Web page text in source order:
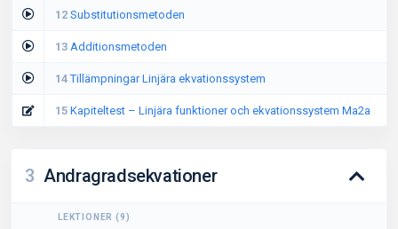
12 Substitutionsmetoden
13 Additionsmetoden
14Tillämpningar Linjära ekvationssystem
15 Kapiteltest – Linjära funktioner och ekvationssystem Ma2a
3 Andragradsekvationer
LEKTIONER (9)